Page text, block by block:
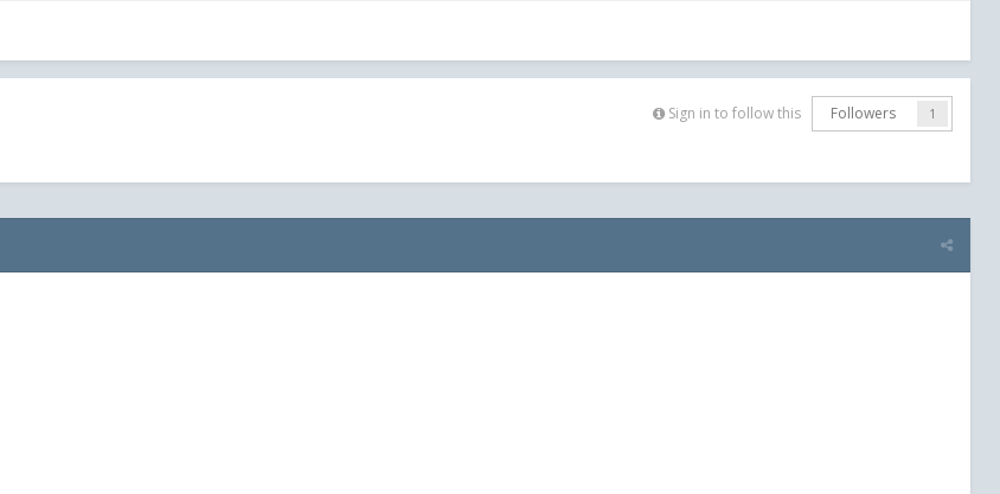
Sign in to follow this Followers 1